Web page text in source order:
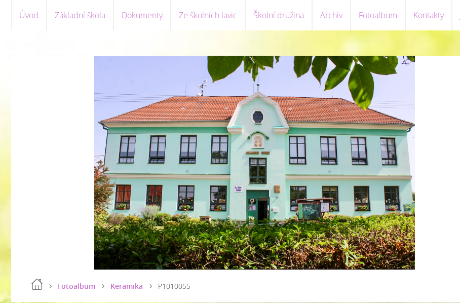
Úvod Základní škola Dokumenty Ze školních lavic Školní družina Archiv Fotoalbum Kontakty
Fotoalbum Keramika P1010055